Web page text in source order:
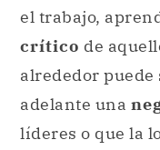
el trabajo,
crítico de
alrededor
adelante una
líderes o que la